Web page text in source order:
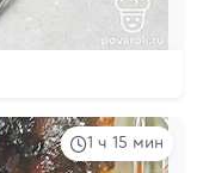
1 ч 15 мин